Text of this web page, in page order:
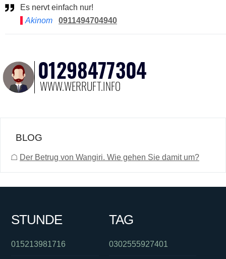
Es nervt einfach nur!
Akinom
0911494704940
BLOG
☖ Der Betrug von Wangiri. Wie gehen Sie damit um?
STUNDE
015213981716
TAG
0302555927401